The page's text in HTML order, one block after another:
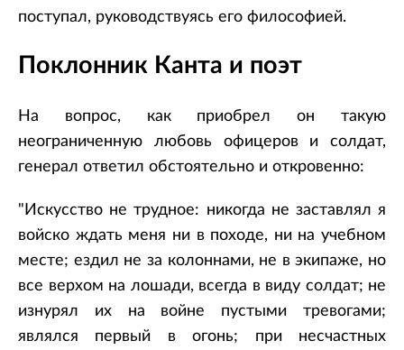
поступал, руководствуясь его философией.
Поклонник Канта и поэт
На вопрос, как приобрел он такую
неограниченную любовь офицеров и солдат,
генерал ответил обстоятельно и откровенно:
"Искусство не трудное: никогда не заставлял я
войско ждать меня ни в походе, ни на учебном
месте; ездил не за колоннами, не в экипаже, но
все верхом на лошади, всегда в виду солдат; не
изнурял их на войне пустыми тревогами;
являлся первый в огонь; при несчастных